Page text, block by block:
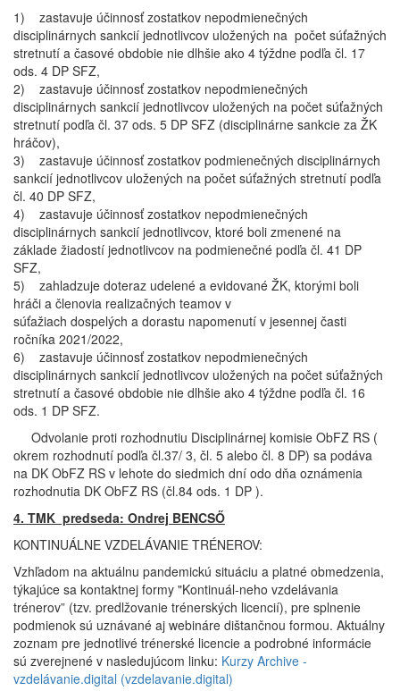
1) zastavuje účinnosť zostatkov nepodmienečných
disciplinárnych sankcií jednotlivcov uložených na počet súťažných
stretnutí a časové obdobie nie dlhšie ako 4 týždne podľa čl. 17
ods. 4 DP SFZ,
2) zastavuje účinnosť zostatkov nepodmienečných
disciplinárnych sankcií jednotlivcov uložených na počet súťažných
stretnutí podľa čl. 37 ods. 5 DP SFZ (disciplinárne sankcie za ŽK
hráčov),
3) zastavuje účinnosť zostatkov podmienečných disciplinárnych
sankcií jednotlivcov uložených na počet súťažných stretnutí podľa
čl. 40 DP SFZ,
4) zastavuje účinnosť zostatkov nepodmienečných
disciplinárnych sankcií jednotlivcov, ktoré boli zmenené na
základe žiadostí jednotlivcov na podmienečné podľa čl. 41 DP
SFZ,
5) zahladzuje doteraz udelené a evidované ŽK, ktorými boli
hráči a členovia realizačných teamov v
súťažiach dospelých a dorastu napomenutí v jesennej časti
ročníka 2021/2022,
6) zastavuje účinnosť zostatkov nepodmienečných
disciplinárnych sankcií jednotlivcov uložených na počet súťažných
stretnutí a časové obdobie nie dlhšie ako 4 týždne podľa čl. 16
ods. 1 DP SFZ.
Odvolanie proti rozhodnutiu Disciplinárnej komisie ObFZ RS (
okrem rozhodnutí podľa čl.37/ 3, čl. 5 alebo čl. 8 DP) sa podáva
na DK ObFZ RS v lehote do siedmich dní odo dňa oznámenia
rozhodnutia DK ObFZ RS (čl.84 ods. 1 DP ).
4. TMK predseda: Ondrej BENCSŐ
KONTINUÁLNE VZDELÁVANIE TRÉNEROV:
Vzhľadom na aktuálnu pandemickú situáciu a platné obmedzenia,
týkajúce sa kontaktnej formy "Kontinuál-neho vzdelávania
trénerov” (tzv. predlžovanie trénerských licencií), pre splnenie
podmienok sú uznávané aj webináre dištančnou formou. Aktuálny
zoznam pre jednotlivé trénerské licencie a podrobné informácie
sú zverejnené v nasledujúcom linku: Kurzy Archive -
vzdelávanie.digital (vzdelavanie.digital)